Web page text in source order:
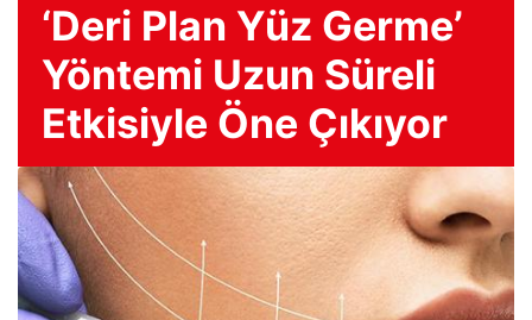
‘Deri Plan Yüz Germe’
Yöntemi Uzun Süreli
Etkisiyle Öne Çıkıyor